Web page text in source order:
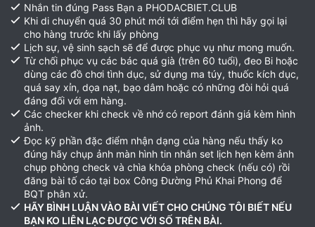
Nhắn tin đúng Pass Bạn a PHODACBIET.CLUB
Khi di chuyển quá 30 phút mới tới điểm hẹn thì hãy gọi lại
cho hàng trước khi lấy phòng
Lịch sự, vệ sinh sạch sẽ để được phục vụ như mong muốn.
Từ chối phục vụ các bác quá già (trên 60 tuổi), đeo Bi hoặc
dùng các đồ chơi tình dục, sử dụng ma túy, thuốc kích dục,
quá say xỉn, dọa nạt, bạo dâm hoặc có những đòi hỏi quá
đáng đối với em hàng.
Các checker khi check về nhớ có report đánh giá kèm hình
ảnh.
Đọc kỹ phần đặc điểm nhận dạng của hàng nếu thấy ko
đúng hãy chụp ảnh màn hình tin nhắn set lịch hẹn kèm ảnh
chụp phòng check và chìa khóa phòng check (nếu có) rồi
đăng bài tố cáo tại box Công Đường Phủ Khai Phong để
BQT phân xử.
HÃY BÌNH LUẬN VÀO BÀI VIẾT CHO CHÚNG TÔI BIẾT NẾU
BẠN KO LIÊN LẠC ĐƯỢC VỚI SỐ TRÊN BÀI.